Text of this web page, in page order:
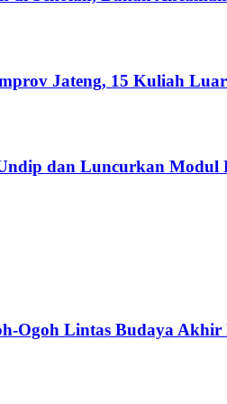
Jateng, 15 Kuliah
dan Luncurkan Modul
Ogoh Lintas Budaya Akhir